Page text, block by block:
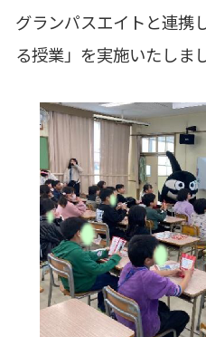
グランパスエイトと連携
る授業」を実施いたしま